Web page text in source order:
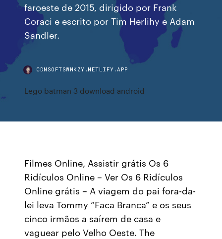
faroeste de 2015, dirigido por Frank
Coraci e escrito por Tim Herlihy e Adam
Sandler.
CDNSOFTSWNKZY.NETLIFY.APP
Lego batman 3 download android
Filmes Online, Assistir grátis Os 6
Ridículos Online – Ver Os 6 Ridículos
Online grátis – A viagem do pai fora-da-
lei leva Tommy “Faca Branca” e os seus
cinco irmãos a saírem de casa e
vaguear pelo Velho Oeste. The